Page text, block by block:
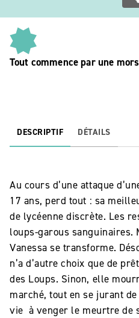
Tout commence par une
DESCRIPTIF DÉTAILS
Au cours d’une attaque
17 ans, perd tout : sa
de lycéenne discrète. Les
loups-garous sanguinaires.
Vanessa se transforme.
n’a d’autre choix que de
des Loups. Sinon, elle
marché, tout en se jurant
vie à venger le meurtre de